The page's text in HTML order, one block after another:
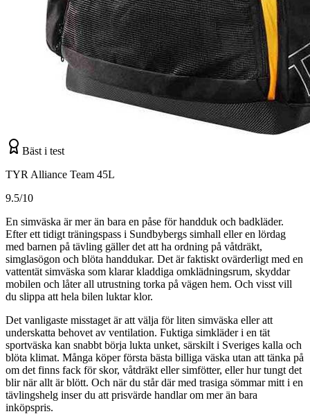
Bäst i test
TYR Alliance Team 45L
9.5/10
En simväska är mer än bara en påse för handduk och badkläder.
Efter ett tidigt träningspass i Sundbybergs simhall eller en lördag
med barnen på tävling gäller det att ha ordning på våtdräkt,
simglasögon och blöta handdukar. Det är faktiskt ovärderligt med en
vattentät simväska som klarar kladdiga omklädningsrum, skyddar
mobilen och låter all utrustning torka på vägen hem. Och visst vill
du slippa att hela bilen luktar klor.
Det vanligaste misstaget är att välja för liten simväska eller att
underskatta behovet av ventilation. Fuktiga simkläder i en tät
sportväska kan snabbt börja lukta unket, särskilt i Sveriges kalla och
blöta klimat. Många köper första bästa billiga väska utan att tänka på
om det finns fack för skor, våtdräkt eller simfötter, eller hur tungt det
blir när allt är blött. Och när du står där med trasiga sömmar mitt i en
tävlingshelg inser du att prisvärde handlar om mer än bara
inköpspris.